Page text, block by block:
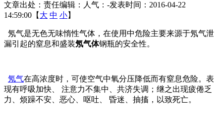
文章出处： 责任编辑： 人气： -发表时间：2016-04-22
14:59:00【 大 中 小】
氖气是无色无味惰性气体，在使用中危险主要来源于氖气泄
漏引起的窒息和盛装氖气体钢瓶的安全性。
氖气在高浓度时，可使空气中氧分压降低而有窒息危险。表
现有呼吸加快、 注意力不集中、共济失调；继之出现疲倦乏
力、烦躁不安、恶心、呕吐、 昏迷、抽搐，以致死亡。